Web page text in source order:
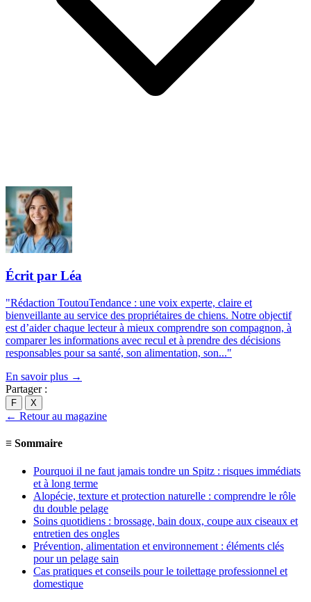
Écrit par Léa
"Rédaction ToutouTendance : une voix experte, claire et
bienveillante au service des propriétaires de chiens. Notre objectif
est d’aider chaque lecteur à mieux comprendre son compagnon, à
comparer les informations avec recul et à prendre des décisions
responsables pour sa santé, son alimentation, son..."
En savoir plus →
Partager :
F X
← Retour au magazine
≡ Sommaire
Pourquoi il ne faut jamais tondre un Spitz : risques immédiats
et à long terme
Alopécie, texture et protection naturelle : comprendre le rôle
du double pelage
Soins quotidiens : brossage, bain doux, coupe aux ciseaux et
entretien des ongles
Prévention, alimentation et environnement : éléments clés
pour un pelage sain
Cas pratiques et conseils pour le toilettage professionnel et
domestique